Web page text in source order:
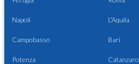
Napoli L'Aquila
Campobasso Bari
Potenza Catanzaro